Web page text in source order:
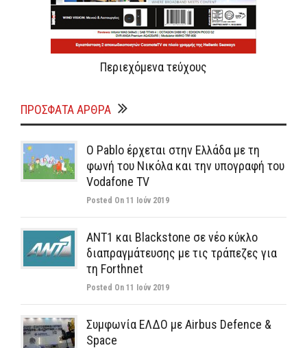
Περιεχόμενα τεύχους
ΠΡΌΣΦΑΤΑ ΆΡΘΡΑ
Ο Pablo έρχεται στην Ελλάδα με τη
φωνή του Νικόλα και την υπογραφή του
Vodafone TV
Posted On 11 Ιούν 2019
ΑΝΤ1 και Blackstone σε νέο κύκλο
διαπραγμάτευσης με τις τράπεζες για
τη Forthnet
Posted On 11 Ιούν 2019
Συμφωνία ΕΛΔΟ με Airbus Defence &
Space